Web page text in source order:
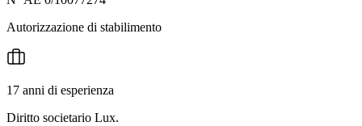
Autorizzazione di stabilimento
17 anni di esperienza
Diritto societario Lux.